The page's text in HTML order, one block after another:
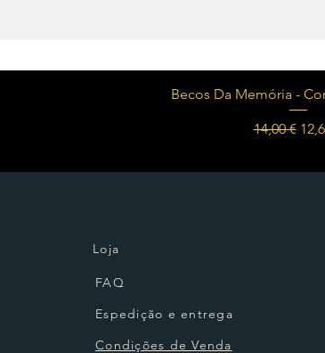
Visualização
Becos Da Memória -
Preço
14,00 €
Loja
FAQ
Espedição e entrega
Condições de Venda